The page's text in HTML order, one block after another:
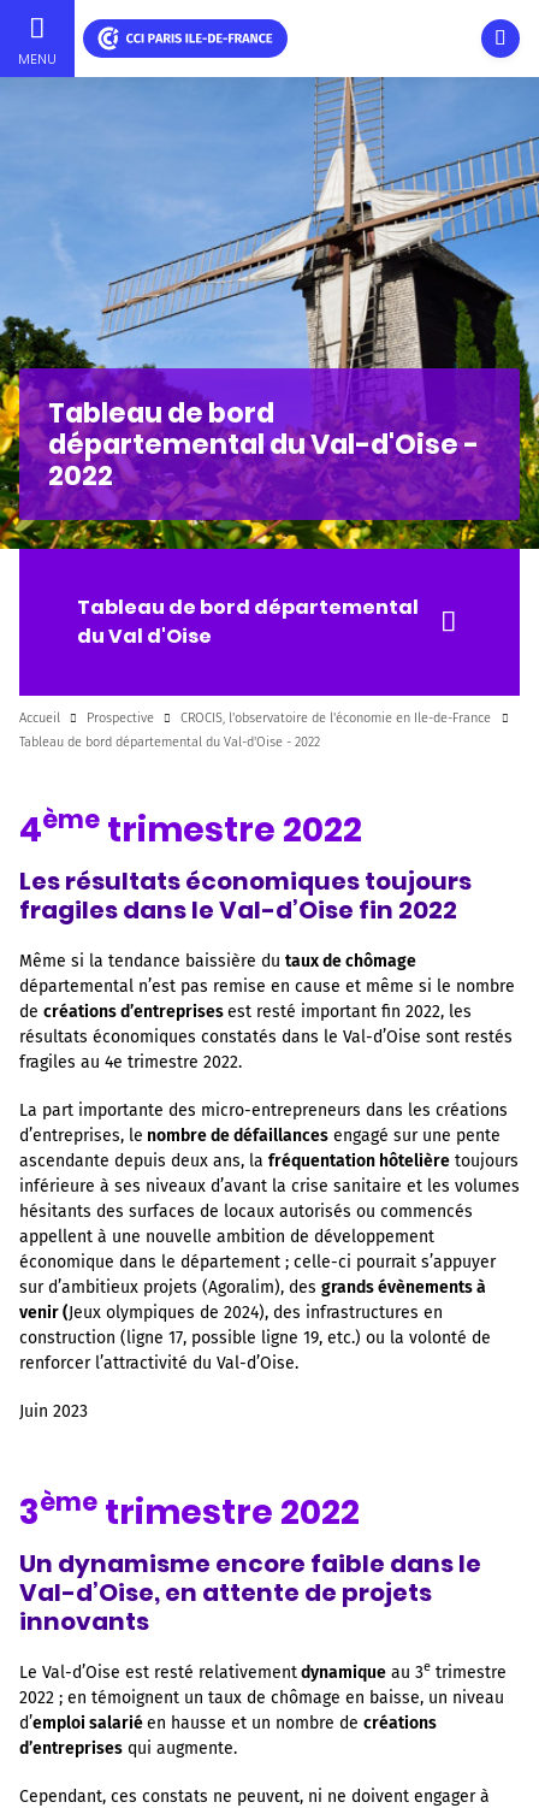
MENU
Tableau de bord
départemental du Val-d'Oise -
2022
Tableau de bord départemental
du Val d'Oise
Accueil Prospective
CROCIS, l'observatoire de l'économie en Ile-de-France
Tableau de bord départemental du Val-d'Oise - 2022
4ème trimestre 2022
Les résultats économiques toujours
fragiles dans le Val-d’Oise fin 2022
Même si la tendance baissière du taux de chômage
départemental n’est pas remise en cause et même si le nombre
de créations d’entreprisesest resté important fin 2022, les
résultats économiques constatés dans le Val-d’Oise sont restés
fragiles au 4e trimestre 2022.
La part importante des micro-entrepreneurs dans les créations
d’entreprises, le nombre de défaillances engagé sur une pente
ascendante depuis deux ans, la fréquentation hôtelière toujours
inférieure à ses niveaux d’avant la crise sanitaire et les volumes
hésitants des surfaces de locaux autorisés ou commencés
appellent à une nouvelle ambition de développement
économique dans le département ; celle-ci pourrait s’appuyer
sur d’ambitieux projets (Agoralim), des grands évènements à
venir (Jeux olympiques de 2024), des infrastructures en
construction (ligne 17, possible ligne 19, etc.) ou la volonté de
renforcer l’attractivité du Val-d’Oise.
Juin 2023
3ème trimestre 2022
Un dynamisme encore faible dans le
Val-d’Oise, en attente de projets
innovants
Le Val-d’Oise est resté relativementdynamique au 3e trimestre
2022 ; en témoignent un taux de chômage en baisse, un niveau
d’emploi salariéen hausse et un nombre de créations
d’entreprises qui augmente.
Cependant, ces constats ne peuvent, ni ne doivent engager à